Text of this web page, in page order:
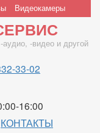
Видеокамеры
-видео и другой
33-02
16:00
КОНТАКТЫ